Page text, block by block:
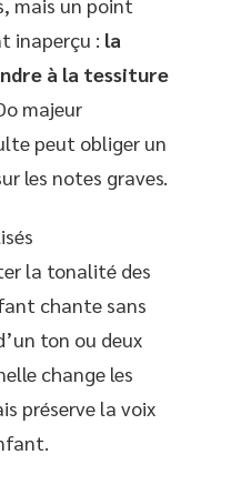
inaperçu : la
à la tessiture
majeur
peut obliger un
les notes graves.
la tonalité des
chante sans
ton ou deux
change les
préserve la voix